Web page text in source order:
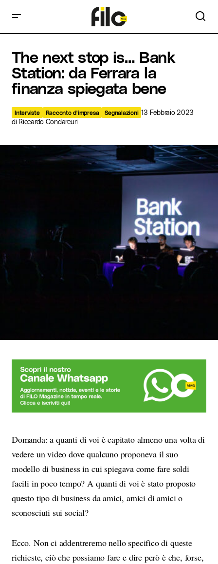
spiegata bene
The next stop is… Bank
Station: da Ferrara la
finanza spiegata bene
Interviste Racconto d'impresa Segnalazioni 13 Febbraio 2023
di Riccardo Condarcuri
Domanda: a quanti di voi è capitato almeno una volta di
vedere un video dove qualcuno proponeva il suo
modello di business in cui spiegava come fare soldi
facili in poco tempo? A quanti di voi è stato proposto
questo tipo di business da amici, amici di amici o
sconosciuti sui social?
Ecco. Non ci addentreremo nello specifico di queste
richieste, ciò che possiamo fare e dire però è che, forse,